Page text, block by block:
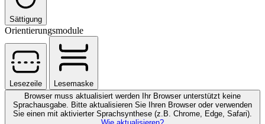
Sättigung
Orientierungsmodule
Lesezeile
Lesemaske
Browser muss aktualisiert werden
Ihr Browser unterstützt keine
Sprachausgabe. Bitte aktualisieren Sie Ihren Browser oder verwenden
Sie einen mit aktivierter Sprachsynthese (z.B. Chrome, Edge, Safari).